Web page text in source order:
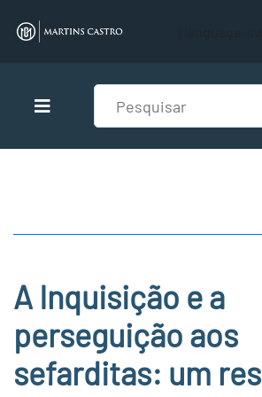
A Inquisição e a
perseguição aos
sefarditas: um